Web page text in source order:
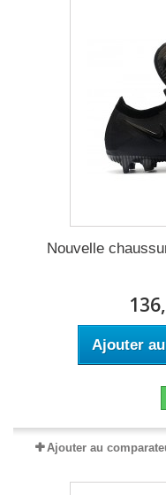
Nouvelle
Ajouter
Ajouter au